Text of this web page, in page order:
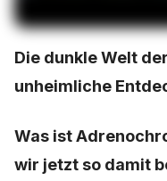
Die dunkle Welt
unheimliche
Was ist
wir jetzt so damit